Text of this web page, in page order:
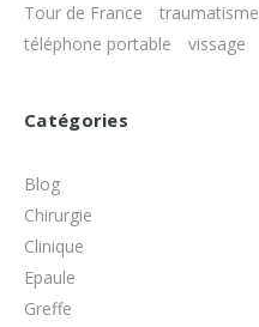
Tour de France
traumatisme
téléphone portable
vissage
Catégories
Blog
Chirurgie
Clinique
Epaule
Greffe